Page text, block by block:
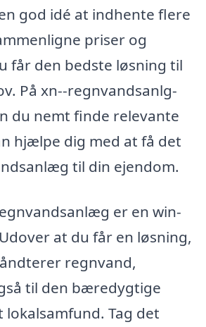
god idé at indhente flere
priser og
får den bedste løsning til
På xn--regnvandsanlg-
du nemt finde relevante
hjælpe dig med at få det
til din ejendom.
er en win-
at du får en løsning,
regnvand,
til den bæredygtige
lokalsamfund. Tag det